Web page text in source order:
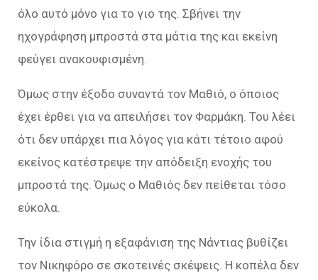
όλο αυτό μόνο για το γιο της. Σβήνει την
ηχογράφηση μπροστά στα μάτια της και εκείνη
φεύγει ανακουφισμένη.
Όμως στην έξοδο συναντά τον Μαθιό, ο όποιος
έχει έρθει για να απειλήσει τον Φαρμάκη. Του λέει
ότι δεν υπάρχει πια λόγος για κάτι τέτοιο αφού
εκείνος κατέστρεψε την απόδειξη ενοχής του
μπροστά της. Όμως ο Μαθιός δεν πείθεται τόσο
εύκολα.
Την ίδια στιγμή η εξαφάνιση της Νάντιας βυθίζει
τον Νικηφόρο σε σκοτεινές σκέψεις. Η κοπέλα δεν